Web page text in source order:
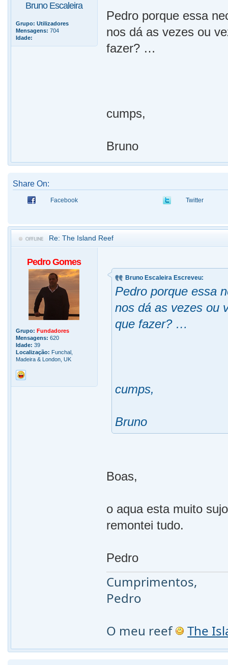
Bruno Escaleira
Grupo: Utilizadores
Mensagens: 704
Idade:
Pedro porque essa
nos dá as vezes ou
fazer? …
cumps,
Bruno
Share On:
Facebook Twitter
Re: The Island Reef
Pedro Gomes
Grupo: Fundadores
Mensagens: 620
Idade: 39
Localização: Funchal,
Madeira & London, UK
Bruno Escaleira Escreveu:
Pedro porque essa
nos dá as vezes ou
que fazer? …
cumps,
Bruno
Boas,
o aqua esta muito
remontei tudo.
Pedro
Cumprimentos,
Pedro
O meu reef
The